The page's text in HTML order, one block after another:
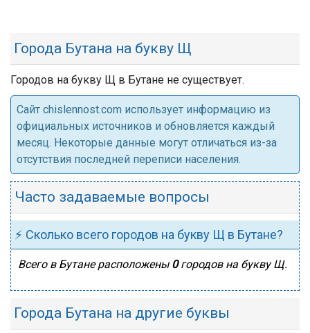
Города Бутана на букву Щ
Городов на букву Щ в Бутане не существует.
Cайт chislennost.com использует информацию из
официальных источников и обновляется каждый
месяц. Некоторые данные могут отличаться из-за
отсутствия последней переписи населения.
Часто задаваемые вопросы
⚡ Сколько всего городов на букву Щ в Бутане?
Всего в Бутане расположены 0городов на букву Щ.
Города Бутана на другие буквы